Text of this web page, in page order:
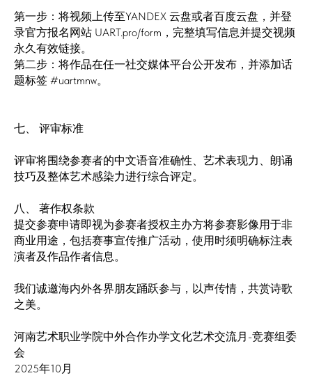
第一步：将视频上传至YANDEX 云盘或者百度云盘，并登
录官方报名网站 UART.pro/form，完整填写信息并提交视频
永久有效链接。
第二步：将作品在任一社交媒体平台公开发布，并添加话
题标签 #uartmnw。
七、 评审标准
评审将围绕参赛者的中文语音准确性、艺术表现力、朗诵
技巧及整体艺术感染力进行综合评定。
八、 著作权条款
提交参赛申请即视为参赛者授权主办方将参赛影像用于非
商业用途，包括赛事宣传推广活动，使用时须明确标注表
演者及作品作者信息。
我们诚邀海内外各界朋友踊跃参与，以声传情，共赏诗歌
之美。
河南艺术职业学院中外合作办学文化艺术交流月-竞赛组委
会
2025年10月